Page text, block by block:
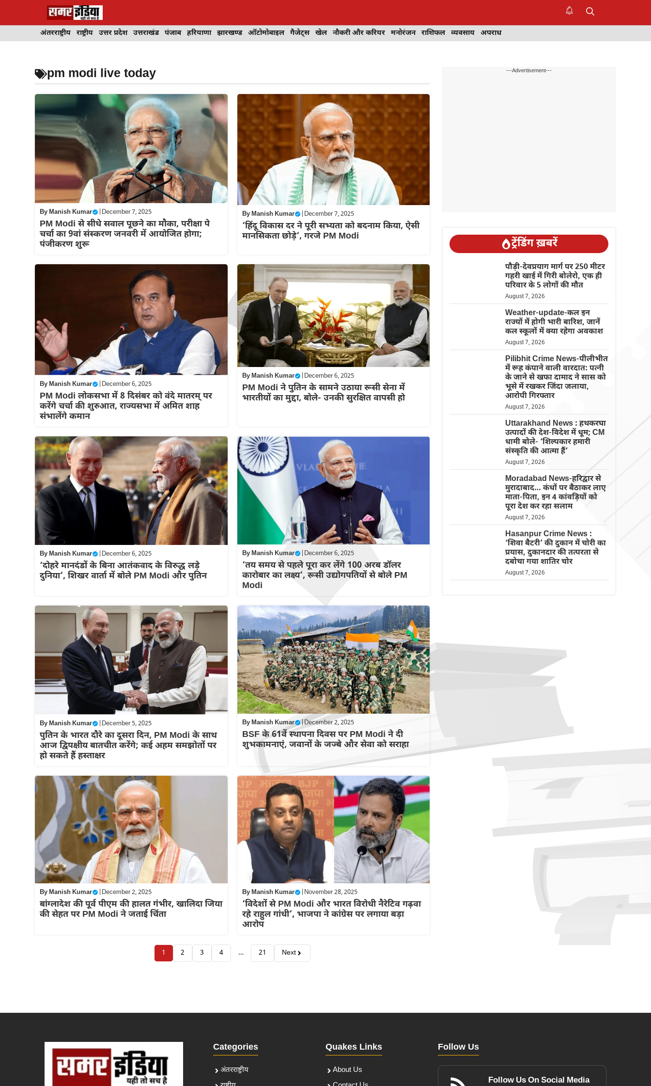
अंतरराष्ट्रीय राष्ट्रीय उत्तर प्रदेश उत्तराखंड पंजाब हरियाणा झारखण्ड ऑटोमोबाइल गैजेट्स खेल नौकरी और करियर मनोरंजन राशिफल व्यवसाय अपराध
pm modi live today
ByManish Kumar December 7, 2025
PM Modi से सीधे सवाल पूछने का मौका, परीक्षा पे
चर्चा का 9वां संस्करण जनवरी में आयोजित होगा;
पंजीकरण शुरू
ByManish Kumar | December 7, 2025
‘हिंदू विकास दर ने पूरी सभ्यता को बदनाम किया, ऐसी
मानसिकता छोड़े’, गरजे PM Modi
ByManish Kumar December 6, 2025
PM Modi लोकसभा में 8 दिसंबर को वंदे मातरम् पर
करेंगे चर्चा की शुरुआत, राज्यसभा में अमित शाह
संभालेंगे कमान
ByManish Kumar | December 6, 2025
PM Modi ने पुतिन के सामने उठाया रूसी सेना में
भारतीयों का मुद्दा, बोले- उनकी सुरक्षित वापसी हो
ByManish Kumar December 6, 2025
‘दोहरे मानदंडों के बिना आतंकवाद के विरुद्ध लड़े
दुनिया’, शिखर वार्ता में बोले PM Modi और पुतिन
ByManish Kumar | December 6, 2025
‘तय समय से पहले पूरा कर लेंगे 100 अरब डॉलर
कारोबार का लक्ष्य’, रूसी उद्योगपतियों से बोले PM
Modi
ByManish Kumar December 5, 2025
पुतिन के भारत दौरे का दूसरा दिन, PM Modi के साथ
आज द्विपक्षीय बातचीत करेंगे; कई अहम समझोतों पर
हो सकते हैं हस्ताक्षर
ByManish Kumar |December 2, 2025
BSF के 61वें स्थापना दिवस पर PM Modi ने दी
शुभकामनाएं, जवानों के जज्बे और सेवा को सराहा
ByManish Kumar December 2, 2025
बांग्लादेश की पूर्व पीएम की हालत गंभीर, खालिदा जिया
की सेहत पर PM Modi ने जताई चिंता
ByManish Kumar | November 28, 2025
‘विदेशों से PM Modi और भारत विरोधी नैरेटिव गढ़वा
रहे राहुल गांधी’, भाजपा ने कांग्रेस पर लगाया बड़ा
आरोप
1 2 3 4 … 21 Next
---Advertisement---
ट्रेंडिंग ख़बरें
पौड़ी-देवप्रयाग मार्ग पर 250 मीटर
गहरी खाई में गिरी बोलेरो, एक ही
परिवार के 5 लोगों की मौत
August 7, 2026
Weather-update-कल इन
राज्यों में होगी भारी बारिश, जानें
कल स्कूलों में क्या रहेगा अवकाश
August 7, 2026
Pilibhit Crime News-पीलीभीत
में रूह कंपाने वाली वारदात: पत्नी
के जाने से खफा दामाद ने सास को
भूसे में रखकर जिंदा जलाया,
आरोपी गिरफ्तार
August 7, 2026
Uttarakhand News : हथकरघा
उत्पादों की देश-विदेश में धूम; CM
धामी बोले- ‘शिल्पकार हमारी
संस्कृति की आत्मा हैं’
August 7, 2026
Moradabad News-हरिद्वार से
मुरादाबाद… कंधों पर बैठाकर लाए
माता-पिता, इन 4 कांवड़ियों को
पूरा देश कर रहा सलाम
August 7, 2026
Hasanpur Crime News :
‘शिवा बैटरी’ की दुकान में चोरी का
प्रयास, दुकानदार की तत्परता से
दबोचा गया शातिर चोर
August 7, 2026
Categories
अंतरराष्ट्रीय
Quakes Links
About Us
Follow Us
Follow Us On Social Media